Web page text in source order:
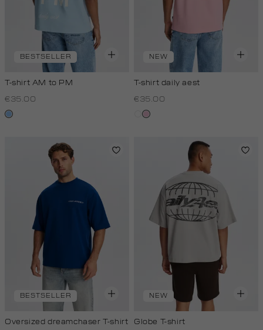
BESTSELLER
T-shirt AM to PM
€35.00
fresh
NEW
T-shirt daily aest
€35.00
witrose,
BESTSELLER
Oversized dreamchaser T-shirt
NEW
Globe T-shirt